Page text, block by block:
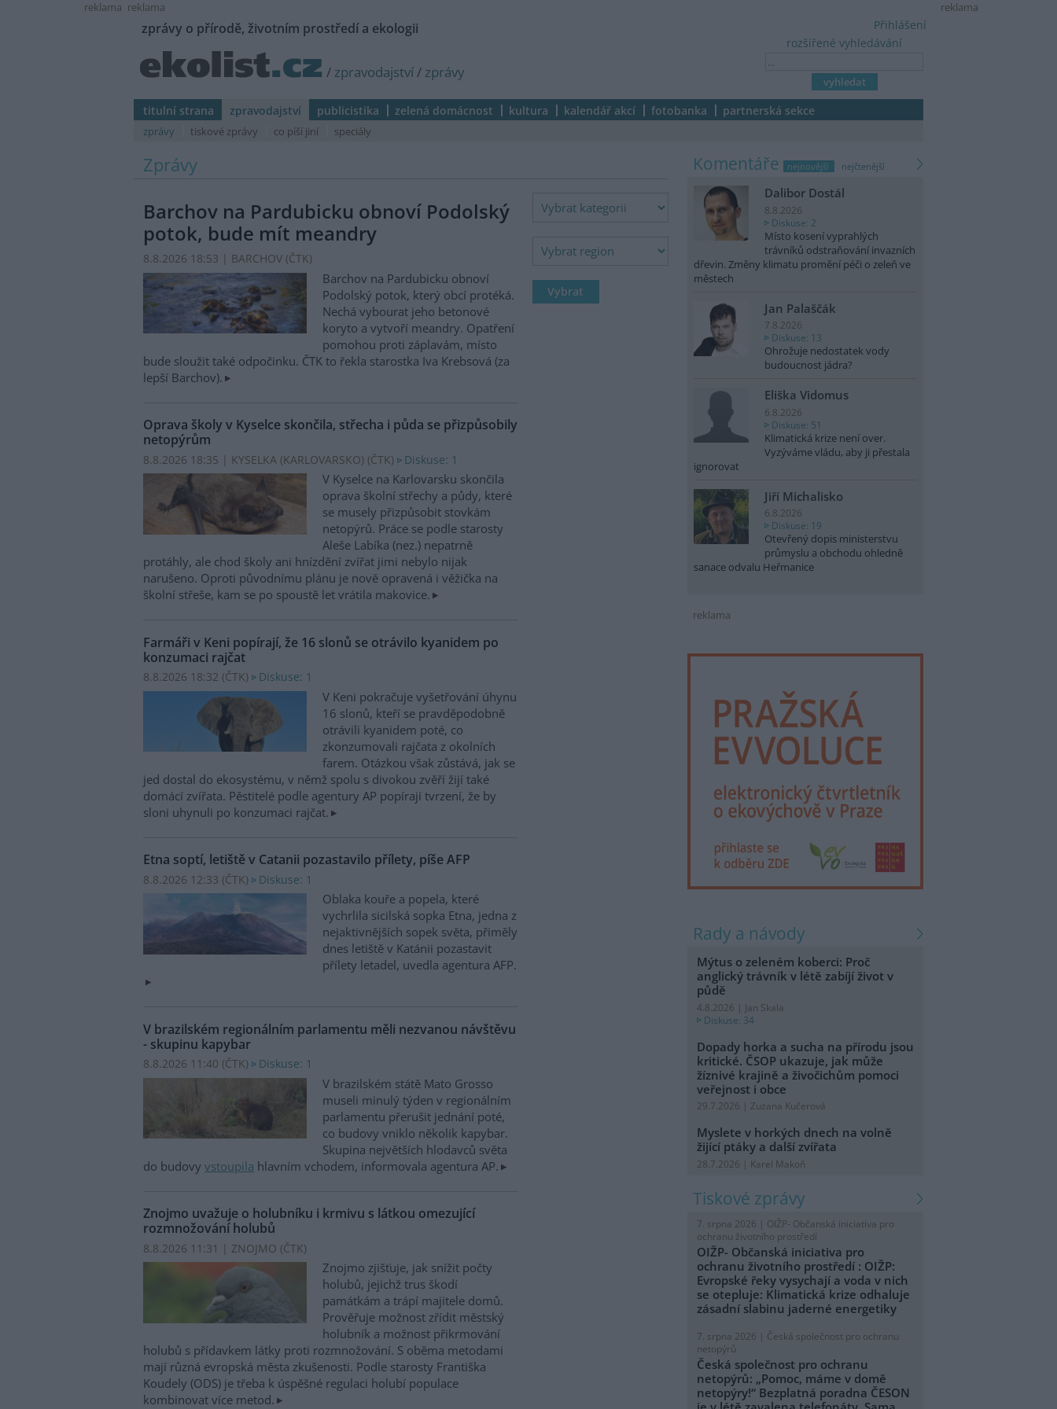
reklama
reklama reklama
zprávy o přírodě, životním prostředí a ekologii
/ zpravodajství/ zprávy
rozšířené vyhledávání
Přihlášení
titulní strana zpravodajství publicistika zelená domácnost kultura kalendář akcí fotobanka partnerská sekce
zprávy tiskové zprávy co píší jiní speciály
Zprávy
Barchov na Pardubicku obnoví Podolský
potok, bude mít meandry
8.8.2026 18:53 | BARCHOV (ČTK)
Barchov na Pardubicku obnoví
Podolský potok, který obcí protéká.
Nechá vybourat jeho betonové
koryto a vytvoří meandry. Opatření
pomohou proti záplavám, místo
bude sloužit také odpočinku. ČTK to řekla starostka Iva Krebsová (za
lepší Barchov).
Oprava školy v Kyselce skončila, střecha i půda se přizpůsobily
netopýrům
8.8.2026 18:35 | KYSELKA (KARLOVARSKO) (ČTK) Diskuse: 1
V Kyselce na Karlovarsku skončila
oprava školní střechy a půdy, které
se musely přizpůsobit stovkám
netopýrů. Práce se podle starosty
Aleše Labíka (nez.) nepatrně
protáhly, ale chod školy ani hnízdění zvířat jimi nebylo nijak
narušeno. Oproti původnímu plánu je nově opravená i věžička na
školní střeše, kam se po spoustě let vrátila makovice.
Farmáři v Keni popírají, že 16 slonů se otrávilo kyanidem po
konzumaci rajčat
8.8.2026 18:32 (ČTK) Diskuse: 1
V Keni pokračuje vyšetřování úhynu
16 slonů, kteří se pravděpodobně
otrávili kyanidem poté, co
zkonzumovali rajčata z okolních
farem. Otázkou však zůstává, jak se
jed dostal do ekosystému, v němž spolu s divokou zvěří žijí také
domácí zvířata. Pěstitelé podle agentury AP popírají tvrzení, že by
sloni uhynuli po konzumaci rajčat.
Etna soptí, letiště v Catanii pozastavilo přílety, píše AFP
8.8.2026 12:33 (ČTK) Diskuse: 1
Oblaka kouře a popela, které
vychrlila sicilská sopka Etna, jedna z
nejaktivnějších sopek světa, přiměly
dnes letiště v Katánii pozastavit
přílety letadel, uvedla agentura AFP.
V brazilském regionálním parlamentu měli nezvanou návštěvu
- skupinu kapybar
8.8.2026 11:40 (ČTK) Diskuse: 1
V brazilském státě Mato Grosso
museli minulý týden v regionálním
parlamentu přerušit jednání poté,
co budovy vniklo několik kapybar.
Skupina největších hlodavců světa
do budovy vstoupila hlavním vchodem, informovala agentura AP.
Znojmo uvažuje o holubníku i krmivu s látkou omezující
rozmnožování holubů
8.8.2026 11:31 | ZNOJMO (ČTK)
Znojmo zjišťuje, jak snížit počty
holubů, jejichž trus škodí
památkám a trápí majitele domů.
Prověřuje možnost zřídit městský
holubník a možnost přikrmování
holubů s přídavkem látky proti rozmnožování. S oběma metodami
mají různá evropská města zkušenosti. Podle starosty Františka
Koudely (ODS) je třeba k úspěšné regulaci holubí populace
kombinovat více metod.
komentáře nejnovější nejčtenější
Dalibor Dostál
8.8.2026
Diskuse: 2
Místo kosení vyprahlých
trávníků odstraňování invazních
dřevin. Změny klimatu promění péči o zeleň ve
městech
Jan Palaščák
7.8.2026
Diskuse: 13
Ohrožuje nedostatek vody
budoucnost jádra?
Eliška Vidomus
6.8.2026
Diskuse: 51
Klimatická krize není over.
Vyzýváme vládu, aby ji přestala
ignorovat
Jiří Michalisko
6.8.2026
Diskuse: 19
Otevřený dopis ministerstvu
průmyslu a obchodu ohledně
sanace odvalu Heřmanice
reklama
rady a návody
Mýtus o zeleném koberci: Proč
anglický trávník v létě zabíjí život v
půdě
4.8.2026 | Jan Skala
Diskuse: 34
Dopady horka a sucha na přírodu jsou
kritické. ČSOP ukazuje, jak může
žíznivé krajině a živočichům pomoci
veřejnost i obce
29.7.2026 | Zuzana Kučerová
Myslete v horkých dnech na volně
žijící ptáky a další zvířata
28.7.2026 | Karel Makoň
tiskové zprávy
7. srpna 2026 | OIŽP- Občanská iniciativa pro
ochranu životního prostředí
OIŽP- Občanská iniciativa pro
ochranu životního prostředí : OIŽP:
Evropské řeky vysychají a voda v nich
se otepluje: Klimatická krize odhaluje
zásadní slabinu jaderné energetiky
7. srpna 2026 | Česká společnost pro ochranu
netopýrů
Česká společnost pro ochranu
netopýrů: „Pomoc, máme v domě
netopýry!“ Bezplatná poradna ČESON